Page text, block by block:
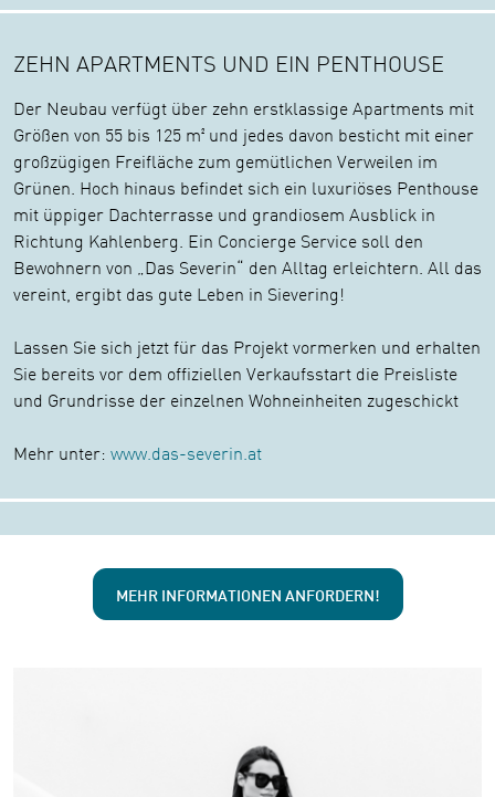
ZEHN APARTMENTS UND EIN PENTHOUSE
Der Neubau verfügt über zehn erstklassige Apartments mit
Größen von 55 bis 125 m² und jedes davon besticht mit einer
großzügigen Freifläche zum gemütlichen Verweilen im
Grünen. Hoch hinaus befindet sich ein luxuriöses Penthouse
mit üppiger Dachterrasse und grandiosem Ausblick in
Richtung Kahlenberg. Ein Concierge Service soll den
Bewohnern von „Das Severin“ den Alltag erleichtern. All das
vereint, ergibt das gute Leben in Sievering!
Lassen Sie sich jetzt für das Projekt vormerken und erhalten
Sie bereits vor dem offiziellen Verkaufsstart die Preisliste
und Grundrisse der einzelnen Wohneinheiten zugeschickt
Mehr unter: www.das-severin.at
MEHR INFORMATIONEN ANFORDERN!